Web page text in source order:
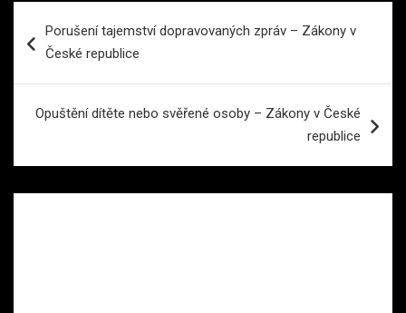
proPorušení tajemství dopravovaných zpráv – Zákony v
České republice
Opuštění dítěte nebo svěřené osoby – Zákony v České
republice